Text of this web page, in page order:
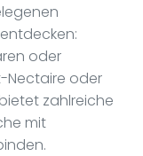
oder
Nectaire oder
zahlreiche
mit